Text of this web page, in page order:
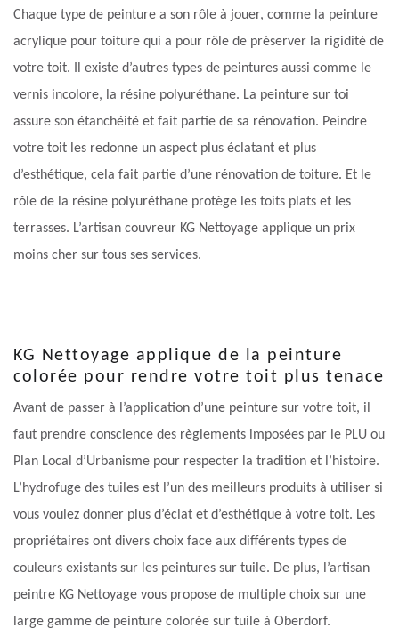
Chaque type de peinture a son rôle à jouer, comme la peinture
acrylique pour toiture qui a pour rôle de préserver la rigidité de
votre toit. Il existe d’autres types de peintures aussi comme le
vernis incolore, la résine polyuréthane. La peinture sur toi
assure son étanchéité et fait partie de sa rénovation. Peindre
votre toit les redonne un aspect plus éclatant et plus
d’esthétique, cela fait partie d’une rénovation de toiture. Et le
rôle de la résine polyuréthane protège les toits plats et les
terrasses. L’artisan couvreur KG Nettoyage applique un prix
moins cher sur tous ses services.
KG Nettoyage applique de la peinture
colorée pour rendre votre toit plus tenace
Avant de passer à l’application d’une peinture sur votre toit, il
faut prendre conscience des règlements imposées par le PLU ou
Plan Local d’Urbanisme pour respecter la tradition et l’histoire.
L’hydrofuge des tuiles est l’un des meilleurs produits à utiliser si
vous voulez donner plus d’éclat et d’esthétique à votre toit. Les
propriétaires ont divers choix face aux différents types de
couleurs existants sur les peintures sur tuile. De plus, l’artisan
peintre KG Nettoyage vous propose de multiple choix sur une
large gamme de peinture colorée sur tuile à Oberdorf.